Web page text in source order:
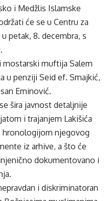
i Medžlis Islamske
će se u Centru za
petak, 8. decembra, s
muftija Salem
u penziji Seid ef. Smajkić,
Eminović.
šira javnost detaljnije
i trajanjem Lakišića
hronologijom njegovog
iz arhive, a što će
dokumentovano i
i diskriminatoran